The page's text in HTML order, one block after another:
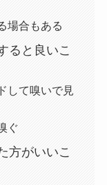
場合もある
ると良いこ
して嗅いで見
ぐ
方がいいこ